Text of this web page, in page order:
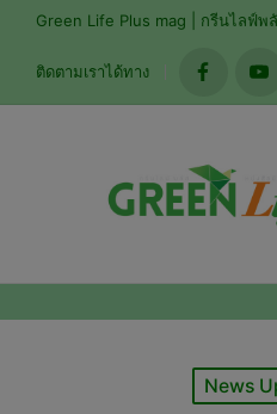
Green Life Plus mag | กรีนไลฟ์พ
ติดตามเราได้ทาง
facebook
Posted
News